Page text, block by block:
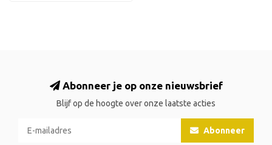
Abonneer je op onze nieuwsbrief
Blijf op de hoogte over onze laatste acties
Abonneer